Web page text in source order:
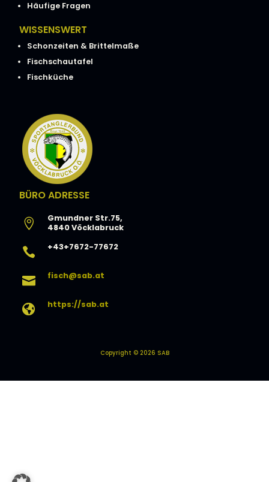
Häufige Fragen
WISSENSWERT
Schonzeiten & Brittelmaße
Fischschautafel
Fischküche
BÜRO ADRESSE

Gmundner Str.75,
4840 Vöcklabruck
 +43+7672-77672
 fisch@sab.at
 https://sab.at
Copyright © 2026 SAB